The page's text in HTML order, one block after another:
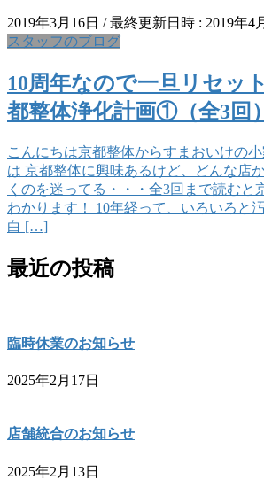
2019年3月16日 / 最終更新日時 : 2019年4
スタッフのブログ
10周年なので一旦リセッ
都整体浄化計画①（全3回）
こんにちは京都整体からすまおいけの
は 京都整体に興味あるけど、どんな店
くのを迷ってる・・・全3回まで読むと
わかります！ 10年経って、いろいろと
白 […]
最近の投稿
臨時休業のお知らせ
2025年2月17日
店舗統合のお知らせ
2025年2月13日